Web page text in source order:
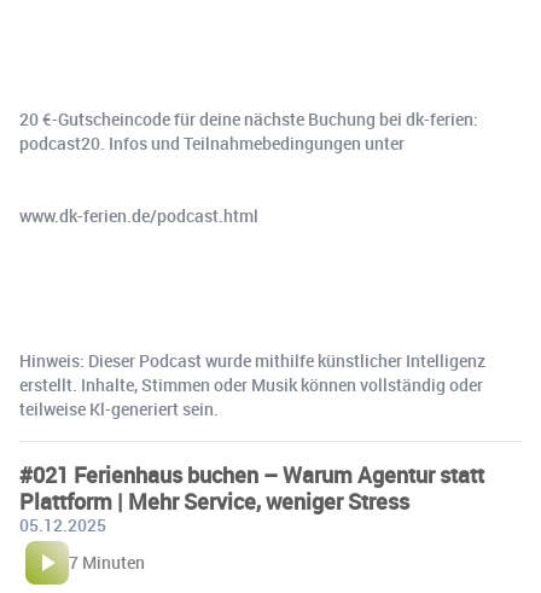
20 €-Gutscheincode für deine nächste Buchung bei dk-ferien:
podcast20. Infos und Teilnahmebedingungen unter
www.dk-ferien.de/podcast.html
Hinweis: Dieser Podcast wurde mithilfe künstlicher Intelligenz
erstellt. Inhalte, Stimmen oder Musik können vollständig oder
teilweise Kl-generiert sein.
#021 Ferienhaus buchen – Warum Agentur statt
Plattform | Mehr Service, weniger Stress
05.12.2025
7 Minuten